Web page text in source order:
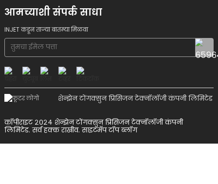
आमच्याशी संपर्क साधा
INJET कडून ताज्या बातम्या मिळवा
शेन्झेन टोंगक्सुन प्रिसिजन टेक्नॉलॉजी कंपनी लिमिटेड
कॉपीराइट २०२४ शेन्झेन टोंगक्सुन प्रिसिजन टेक्नॉलॉजी कंपनी
लिमिटेड. सर्व हक्क राखीव.साइटमॅप टॉप ब्लॉग